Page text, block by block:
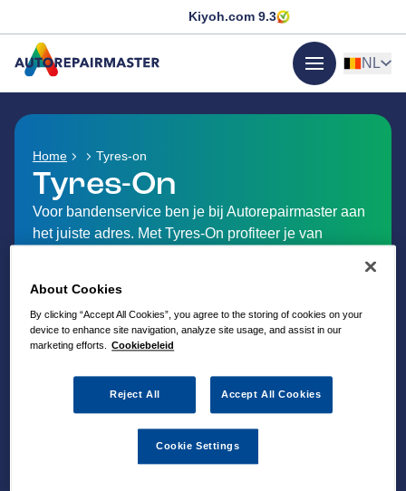
Kiyoh.com 9.3
menu
NL
Home Tyres-on
Tyres-On
Voor bandenservice ben je bij Autorepairmaster aan
het juiste adres. Met Tyres-On profiteer je van
About Cookies
By clicking “Accept All Cookies”, you agree to the storing of cookies on your
device to enhance site navigation, analyze site usage, and assist in our
marketing efforts. Cookiebeleid
Reject All Accept All Cookies
Cookie Settings